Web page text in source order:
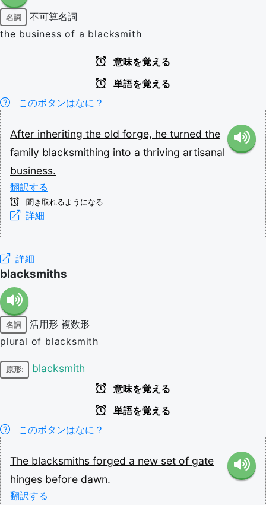
名詞
不可算名詞
the business of a blacksmith
意味を覚える
単語を覚える
このボタンはなに？
After inheriting the old forge, he turned the
family blacksmithing into a thriving artisanal
business.
翻訳する
聞き取れるようになる
詳細
詳細
blacksmiths
名詞 活用形 複数形
plural of blacksmith
原形: blacksmith
意味を覚える
単語を覚える
このボタンはなに？
The blacksmiths forged a new set of gate
hinges before dawn.
翻訳する